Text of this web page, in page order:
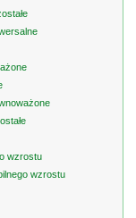
wzrostu
wzrostu